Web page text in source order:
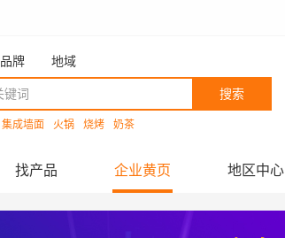
品牌 地域
搜索
集成墙面 火锅 烧烤 奶茶
找产品 企业黄页 地区中心